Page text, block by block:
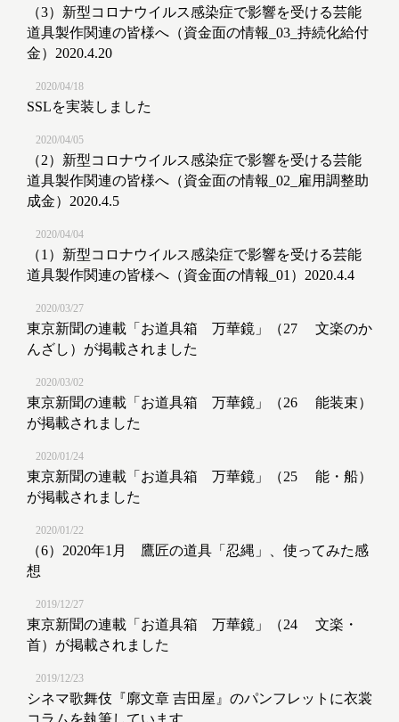
（3）新型コロナウイルス感染症で影響を受ける芸能
道具製作関連の皆様へ（資金面の情報_03_持続化給付
金）2020.4.20
2020/04/18
SSLを実装しました
2020/04/05
（2）新型コロナウイルス感染症で影響を受ける芸能
道具製作関連の皆様へ（資金面の情報_02_雇用調整助
成金）2020.4.5
2020/04/04
（1）新型コロナウイルス感染症で影響を受ける芸能
道具製作関連の皆様へ（資金面の情報_01）2020.4.4
2020/03/27
東京新聞の連載「お道具箱 万華鏡」（27 文楽のか
んざし）が掲載されました
2020/03/02
東京新聞の連載「お道具箱 万華鏡」（26 能装束）
が掲載されました
2020/01/24
東京新聞の連載「お道具箱 万華鏡」（25 能・船）
が掲載されました
2020/01/22
（6）2020年1月 鷹匠の道具「忍縄」、使ってみた感
想
2019/12/27
東京新聞の連載「お道具箱 万華鏡」（24 文楽・
首）が掲載されました
2019/12/23
シネマ歌舞伎『廓文章 吉田屋』のパンフレットに衣裳